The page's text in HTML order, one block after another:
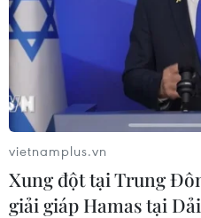
vietnamplus.vn
Xung đột tại Trung
giải giáp Hamas tại